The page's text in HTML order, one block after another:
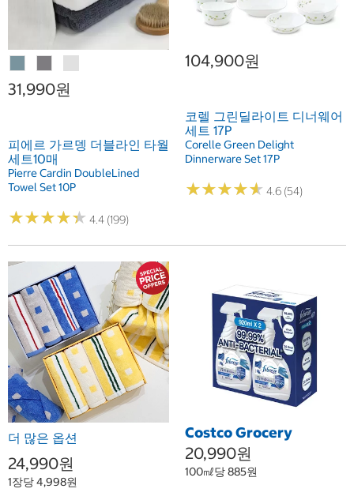
31,990원
피에르 가르뎅 더블라인 타월
세트10매
Pierre Cardin DoubleLined
Towel Set 10P
★★★★★
★★★★★ 4.4 (199)
104,900원
코렐 그린딜라이트 디너웨어
세트 17P
Corelle Green Delight
Dinnerware Set 17P
★★★★★
★★★★★ 4.6 (54)
더 많은 옵션
24,990원
1장당 4,998원
Costco Grocery
20,990원
100㎖당 885원